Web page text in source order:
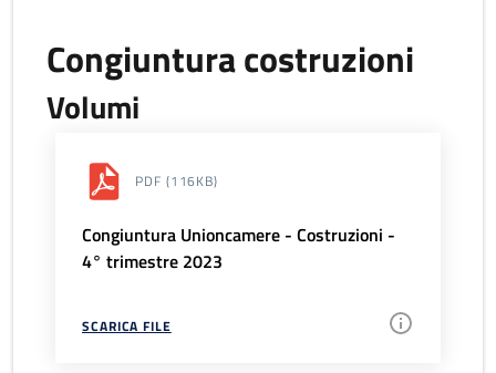
Congiuntura costruzioni
Volumi
PDF (116KB)
Congiuntura Unioncamere - Costruzioni -
4° trimestre 2023
SCARICA FILE